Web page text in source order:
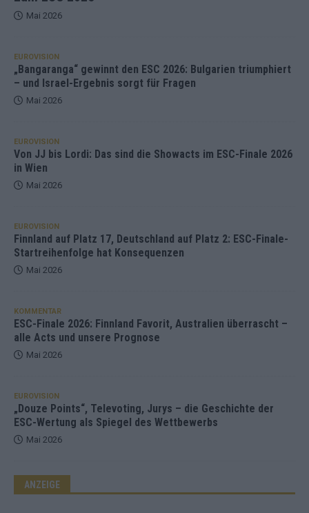
Mai 2026
EUROVISION
„Bangaranga“ gewinnt den ESC 2026: Bulgarien triumphiert
– und Israel-Ergebnis sorgt für Fragen
Mai 2026
EUROVISION
Von JJ bis Lordi: Das sind die Showacts im ESC-Finale 2026
in Wien
Mai 2026
EUROVISION
Finnland auf Platz 17, Deutschland auf Platz 2: ESC-Finale-
Startreihenfolge hat Konsequenzen
Mai 2026
KOMMENTAR
ESC-Finale 2026: Finnland Favorit, Australien überrascht –
alle Acts und unsere Prognose
Mai 2026
EUROVISION
„Douze Points“, Televoting, Jurys – die Geschichte der
ESC-Wertung als Spiegel des Wettbewerbs
Mai 2026
ANZEIGE